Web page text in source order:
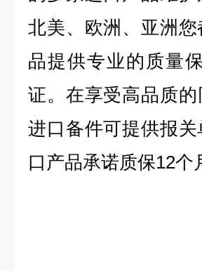
北美、欧洲、亚洲
品提供专业的质量
证。在享受高品质
进口备件可提供报
口产品承诺质保12个